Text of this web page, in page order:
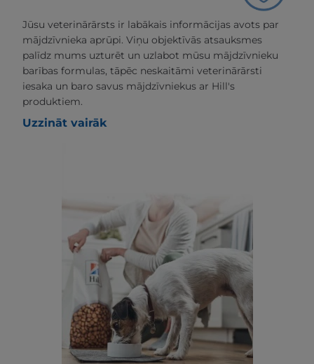
Jūsu veterinārārsts ir labākais informācijas avots par
mājdzīvnieka aprūpi. Viņu objektīvās atsauksmes
palīdz mums uzturēt un uzlabot mūsu mājdzīvnieku
barības formulas, tāpēc neskaitāmi veterinārārsti
iesaka un baro savus mājdzīvniekus ar Hill's
produktiem.
Uzzināt vairāk